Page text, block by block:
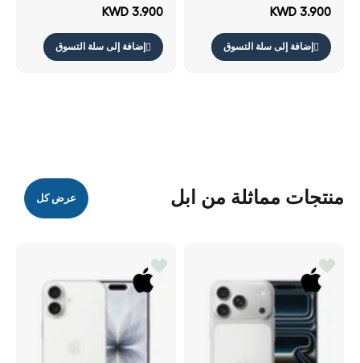
KWD 3.900
إضافة إلى سلة التسوق
KWD 3.900
إضافة إلى سلة التسوق
منتجات مماثلة من ابل عرض كل